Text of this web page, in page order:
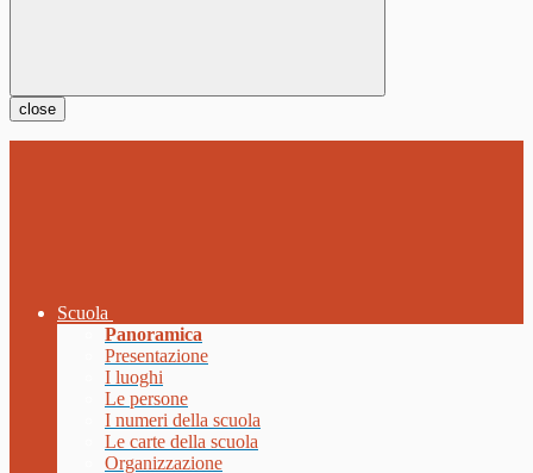
close
Scuola
Panoramica
Presentazione
I luoghi
Le persone
I numeri della scuola
Le carte della scuola
Organizzazione